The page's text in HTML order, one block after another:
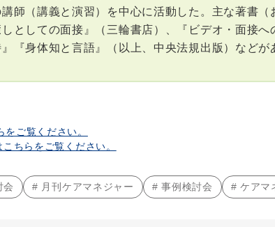
師（講義と演習）を中心に活動した。主な著書（
としての面接』（三輪書店）、『ビデオ・面接へ
『身体知と言語』（以上、中央法規出版）など
ご覧ください。
ちらをご覧ください。
会 # 月刊ケアマネジャー # 事例検討会 # ケアマ